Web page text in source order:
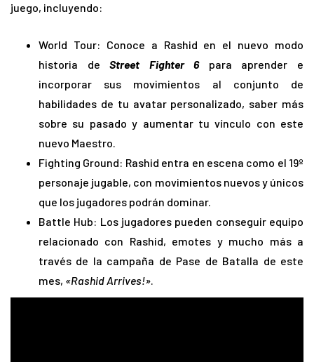
juego, incluyendo:
World Tour: Conoce a Rashid en el nuevo modo
historia deStreet Fighter 6para aprender e
incorporar sus movimientos al conjunto de
habilidades de tu avatar personalizado, saber más
sobre su pasado y aumentar tu vínculo con este
nuevo Maestro.
Fighting Ground: Rashid entra en escena como el 19º
personaje jugable, con movimientos nuevos y únicos
que los jugadores podrán dominar.
Battle Hub: Los jugadores pueden conseguir equipo
relacionado con Rashid, emotes y mucho más a
través de la campaña de Pase de Batalla de este
mes, «Rashid Arrives!».